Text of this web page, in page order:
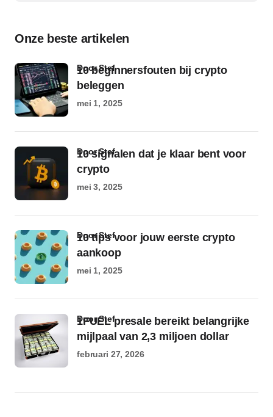
Onze beste artikelen
10 beginnersfouten bij crypto
beleggen
door Stef
mei 1, 2025
10 signalen dat je klaar bent voor
crypto
door Stef
mei 3, 2025
10 tips voor jouw eerste crypto
aankoop
door Stef
mei 1, 2025
1FUEL presale bereikt belangrijke
mijlpaal van 2,3 miljoen dollar
door Stef
februari 27, 2026